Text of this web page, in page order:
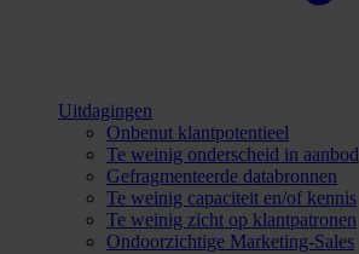
Uitdagingen
Onbenut klantpotentieel
Te weinig onderscheid in aanbod
Gefragmenteerde databronnen
Te weinig capaciteit en/of kennis
Te weinig zicht op klantpatronen
Ondoorzichtige Marketing-Sales